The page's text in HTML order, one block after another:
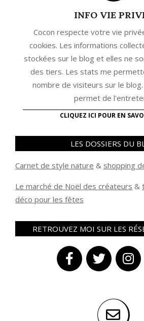
INFO VIE
Cocon respecte votre vie
cookies. Les informations
stockées sur le blog et elles ne
des tiers. Les stats me
nombre de visiteurs sur le
permet de
CLIQUEZ ICI POUR EN
LES DOSSIERS DU
Carnet de style nature & shopping
Le marché de Noël des créateurs &
déco pour les fêtes
RETROUVEZ MOI SUR LES